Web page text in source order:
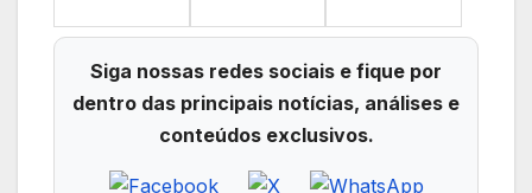
Siga nossas redes sociais e fique por
dentro das principais notícias, análises e
conteúdos exclusivos.